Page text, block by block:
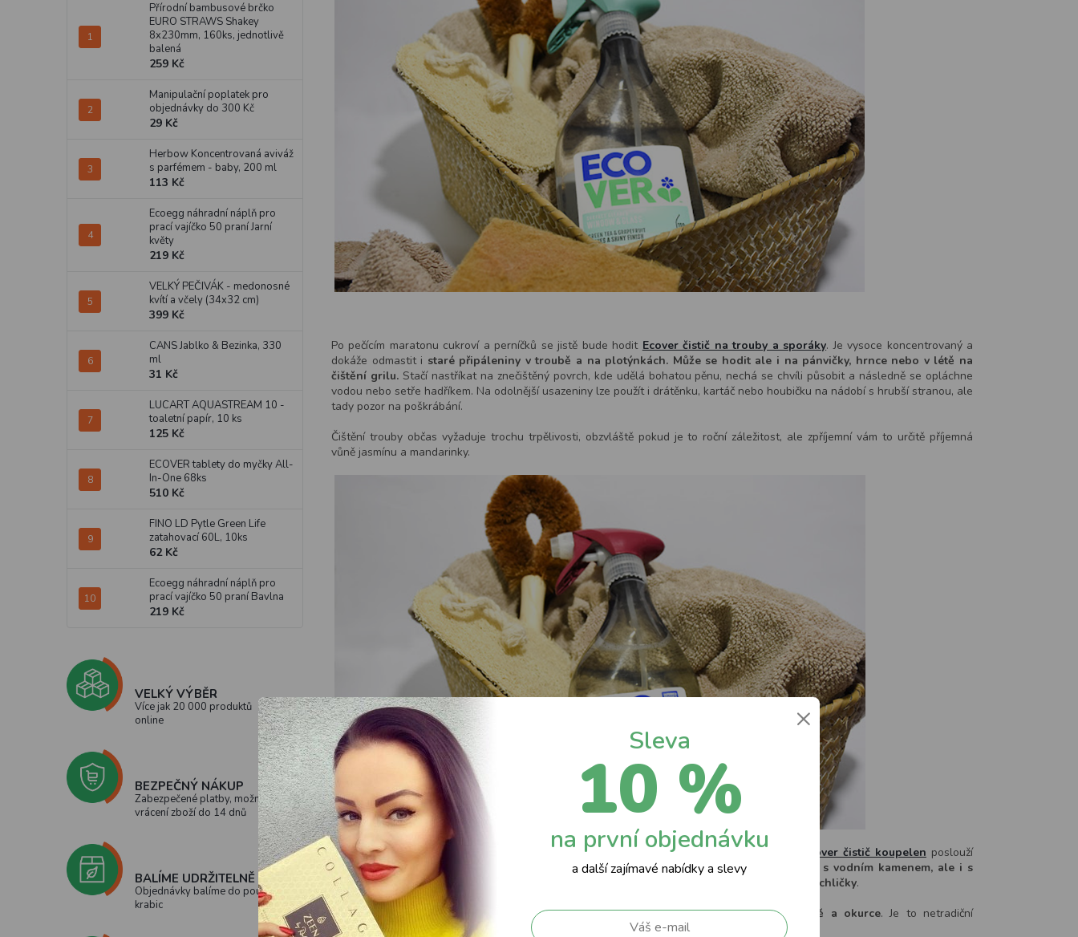
Přírodní bambusové brčko
EURO STRAWS Shakey
8x230mm, 160ks, jednotlivě
balená
259 Kč
Manipulační poplatek pro
objednávky do 300 Kč
29 Kč
Herbow Koncentrovaná aviváž
s parfémem - baby, 200 ml
113 Kč
Ecoegg náhradní náplň pro
prací vajíčko 50 praní Jarní
květy
219 Kč
VELKÝ PEČIVÁK - medonosné
kvítí a včely (34x32 cm)
399 Kč
CANS Jablko & Bezinka, 330
ml
31 Kč
LUCART AQUASTREAM 10 -
toaletní papír, 10 ks
125 Kč
ECOVER tablety do myčky All-
In-One 68ks
510 Kč
FINO LD Pytle Green Life
zatahovací 60L, 10ks
62 Kč
Ecoegg náhradní náplň pro
prací vajíčko 50 praní Bavlna
219 Kč
VELKÝ VÝBĚR
Více jak 20 000 produktů
online
BEZPEČNÝ NÁKUP
Zabezpečené platby, možnost
vrácení zboží do 14 dnů
BALÍME UDRŽITELNĚ
Objednávky balíme do použitých
krabic
Po pečícím maratonu cukroví a perníčků se jistě bude hodit Ecover čistič na trouby a sporáky. Je vysoce koncentrovaný a
dokáže odmastit i staré připáleniny v troubě a na plotýnkách. Může se hodit ale i na pánvičky, hrnce nebo v létě na
čištění grilu.Stačí nastříkat na znečištěný povrch, kde udělá bohatou pěnu, nechá se chvíli působit a následně se opláchne
vodou nebo setře hadříkem. Na odolnější usazeniny lze použít i drátěnku, kartáč nebo houbičku na nádobí s hrubší stranou, ale
tady pozor na poškrábání.
Čištění trouby občas vyžaduje trochu trpělivosti, obzvláště pokud je to roční záležitost, ale zpříjemní vám to určitě příjemná
vůně jasmínu a mandarinky.
Pozornost si zaslouží i koupelna, především vodovodní baterie, kde je vidět každá kapka. Ecover čistič koupelen poslouží
nejen při vánočním gruntování, ale vlastně i po celý rok. Vytváří aktivní pěnu, která si poradí s vodním kamenem, ale i s
usazenými skvrnami od mýdla.
na vanu, umyvadlo, vodovodní baterie nebo kachličky.
Úklid koupelny bude s tímto prostředkem velice příjemný, protoževoní výrazně po mátě a okurce. Je to netradiční
kombinace, ale pro nos určitě zajímavá.
×
Sleva
10 %
na první objednávku
a další zajímavé nabídky a slevy